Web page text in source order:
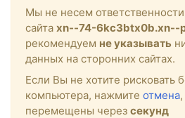
Мы не несем
сайта xn--74-6kc3btx0b.xn--
рекомендуем не указывать
данных на сторонних сайтах.
Если Вы не хотите рисковать
компьютера, нажмите отмена
перемещены через секунд